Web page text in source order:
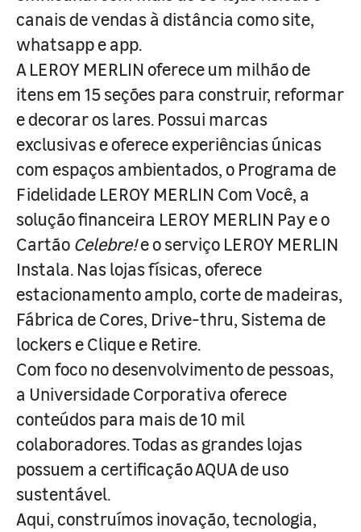
canais de vendas à distância como site,
whatsapp e app.
A LEROY MERLIN oferece um milhão de
itens em 15 seções para construir, reformar
e decorar os lares. Possui marcas
exclusivas e oferece experiências únicas
com espaços ambientados, o Programa de
Fidelidade LEROY MERLIN Com Você, a
solução financeira LEROY MERLIN Pay e o
Cartão Celebre!e o serviço LEROY MERLIN
Instala. Nas lojas físicas, oferece
estacionamento amplo, corte de madeiras,
Fábrica de Cores, Drive-thru, Sistema de
lockers e Clique e Retire.
Com foco no desenvolvimento de pessoas,
a Universidade Corporativa oferece
conteúdos para mais de 10 mil
colaboradores. Todas as grandes lojas
possuem a certificação AQUA de uso
sustentável.
Aqui, construímos inovação, tecnologia,